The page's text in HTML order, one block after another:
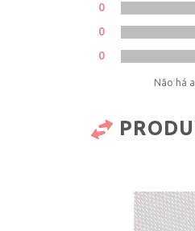
0
0
0
Não há